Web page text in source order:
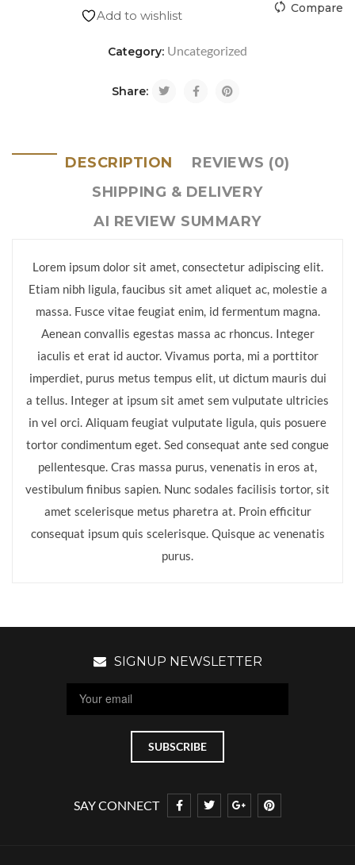
Add to wishlist Compare
Category: Uncategorized
Share:
DESCRIPTION
REVIEWS (0)
SHIPPING & DELIVERY
AI REVIEW SUMMARY
Lorem ipsum dolor sit amet, consectetur adipiscing elit.
Etiam nibh ligula, faucibus sit amet aliquet ac, molestie a
massa. Fusce vitae feugiat enim, id fermentum magna.
Aenean convallis egestas massa ac rhoncus. Integer
iaculis et erat id auctor. Vivamus porta, mi a porttitor
imperdiet, purus metus tempus elit, ut dictum mauris dui
a tellus. Integer at ipsum sit amet sem vulputate ultricies
in vel orci. Aliquam feugiat vulputate ligula, quis posuere
tortor condimentum eget. Sed consequat ante sed congue
pellentesque. Cras massa purus, venenatis in eros at,
vestibulum finibus sapien. Nunc sodales facilisis tortor, sit
amet scelerisque metus pharetra at. Proin efficitur
consequat ipsum quis scelerisque. Quisque ac venenatis
purus.
SIGNUP NEWSLETTER
SAY CONNECT